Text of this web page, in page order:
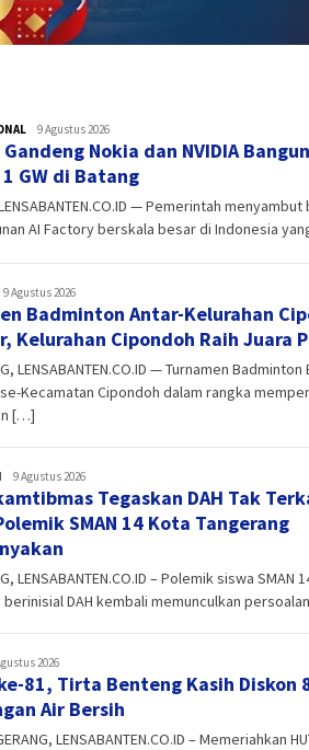
admin
9 Agustus 2026
Nokia dan NVIDIA
GW di Batang
— Pemerintah
AI Factory berskala besar di Indonesia
9 Agustus 2026
Badminton Antar-Kelurahan
Kelurahan Cipondoh Raih Juara
LENSABANTEN.CO.ID — Turnamen
Kecamatan Cipondoh dalam rangka
[…]
admin
9 Agustus 2026
Tegaskan DAH Tak
SMAN 14 Kota Tangerang
LENSABANTEN.CO.ID – Polemik siswa SMAN
berinisial DAH kembali memunculkan
2026
81, Tirta Benteng Kasih Diskon
Air Bersih
LENSABANTEN.CO.ID – Memeriahkan